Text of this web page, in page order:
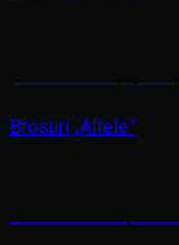
Brosuri „Altele”